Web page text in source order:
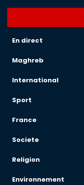
En direct
Maghreb
International
Sport
France
Societe
Religion
Environnement